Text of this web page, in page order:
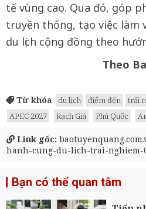
tế vùng cao. Qua đó, góp
truyền thống, tạo việc làm
du lịch cộng đồng theo
Theo
Từ khóa du lịch điểm đến trải
APEC 2027
Rạch Giá Phú Quốc
Link gốc:
hanh-cung-du-lich-trai-nghiem-
Bạn có thể quan tâm